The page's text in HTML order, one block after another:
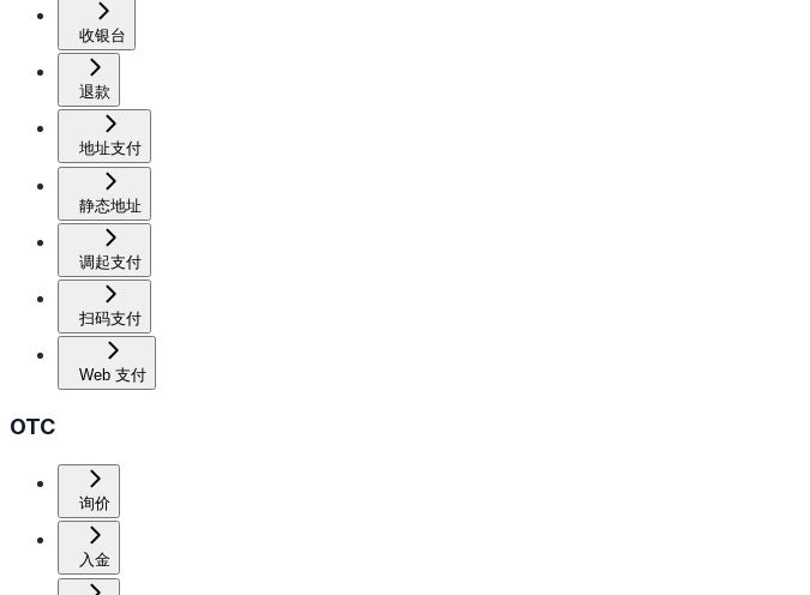
收银台
退款
地址支付
静态地址
调起支付
扫码支付
Web 支付
OTC
询价
入金